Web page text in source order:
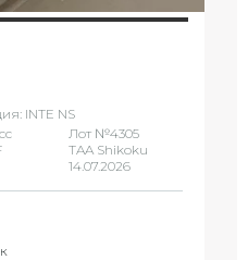
INTE NS
Лот №4305
TAA Shikoku
14.07.2026